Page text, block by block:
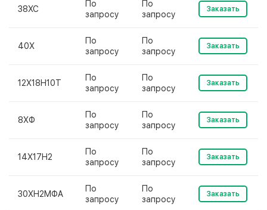
38ХС
По
запросу
По
запросу
Заказать
40Х
По
запросу
По
запросу
Заказать
12Х18Н10Т
По
запросу
По
запросу
Заказать
8ХФ
По
запросу
По
запросу
Заказать
14Х17Н2
По
запросу
По
запросу
Заказать
30ХН2МФА
По
запросу
По
запросу
Заказать